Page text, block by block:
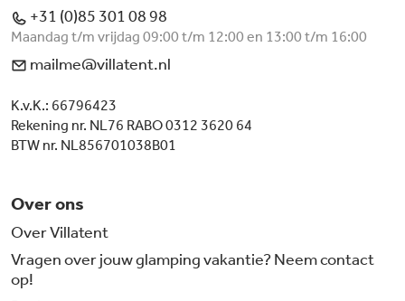
+31 (0)85 301 08 98
Maandag t/m vrijdag 09:00 t/m 12:00 en 13:00 t/m 16:00
mailme@villatent.nl
K.v.K.: 66796423
Rekening nr. NL76 RABO 0312 3620 64
BTW nr. NL856701038B01
Over ons
Over Villatent
Vragen over jouw glamping vakantie? Neem contact
op!